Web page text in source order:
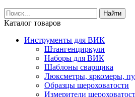
Найти
Каталог товаров
Инструменты для ВИК
Штангенциркули
Наборы для ВИК
Шаблоны сварщика
Люксметры, яркомеры,
Образцы шероховатости
Измерители